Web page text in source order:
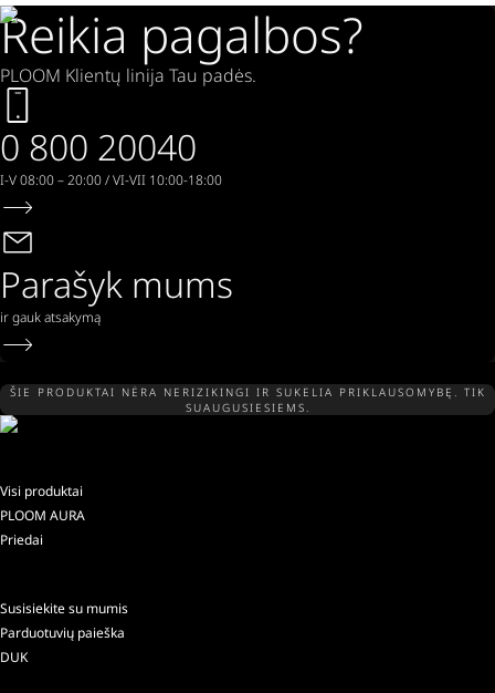
Reikia pagalbos?
PLOOM Klientų linija Tau padės.
0 800 20040
I-V 08:00 – 20:00 / VI-VII 10:00-18:00
Parašyk mums
ir gauk atsakymą
ŠIE PRODUKTAI NĖRA NERIZIKINGI IR SUKELIA PRIKLAUSOMYBĘ. TIK
SUAUGUSIESIEMS.
Visi produktai
PLOOM AURA
Priedai
Susisiekite su mumis
Parduotuvių paieška
DUK